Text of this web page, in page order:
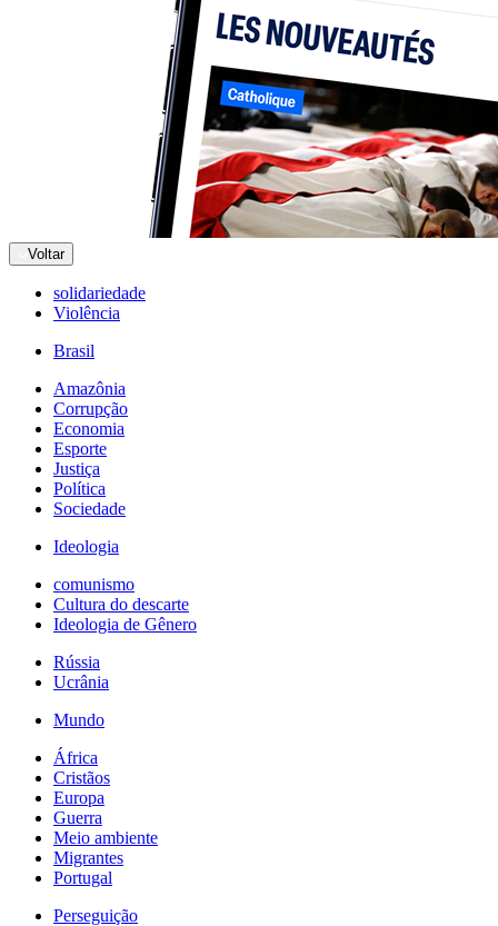
Voltar
solidariedade
Violência
Brasil
Amazônia
Corrupção
Economia
Esporte
Justiça
Política
Sociedade
Ideologia
comunismo
Cultura do descarte
Ideologia de Gênero
Rússia
Ucrânia
Mundo
África
Cristãos
Europa
Guerra
Meio ambiente
Migrantes
Portugal
Perseguição